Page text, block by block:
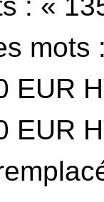
: «
mots
EUR
EUR